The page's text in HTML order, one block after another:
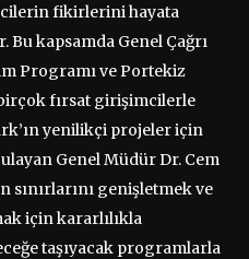
fikirlerini hayata
kapsamda Genel Çağrı
Programı ve Portekiz
fırsat girişimcilerle
yenilikçi projeler için
Genel Müdür Dr. Cem
sınırlarını genişletmek ve
için kararlılıkla
taşıyacak programlarla